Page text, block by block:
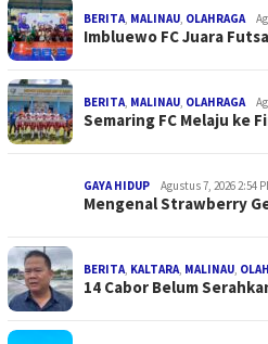
BERITA, MALINAU, OLAHRAGA
Imbluewo FC Juara
BERITA, MALINAU, OLAHRAGA
Semaring FC Melaju ke
GAYA HIDUP Agustus 7, 2026 2:54
Mengenal Strawberry
BERITA, KALTARA, MALINAU,
14 Cabor Belum